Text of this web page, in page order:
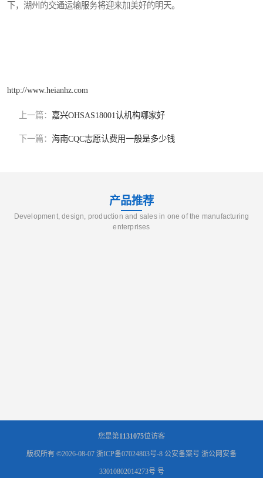
下，湖州的交通运输服务将迎来加美好的明天。
http://www.heianhz.com
上一篇： 嘉兴OHSAS18001认机构哪家好
下一篇： 海南CQC志愿认费用一般是多少钱
产品推荐
Development, design, production and sales in one of the manufacturing
enterprises
您是第1131075位访客
版权所有 ©2026-08-07 浙ICP备07024803号-8 公安备案号 浙公网安备
33010802014273号 号